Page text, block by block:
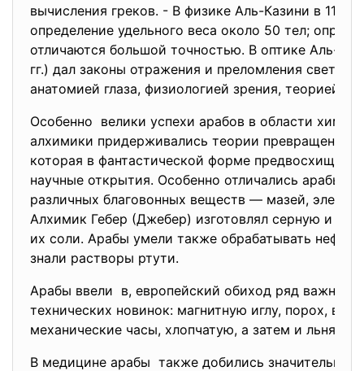
вычисления греков. - В физике Аль-Казини в 1121
определение удельного веса около 50 тел;
отличаются большой точностью. В оптике Аль-
гг.) дал законы отражения и преломления света,
анатомией глаза, физиологией зрения, теорией
Особенно велики успехи арабов в области
алхимики придерживались теории превращения
которая в фантастической форме предвосхищала
научные открытия. Особенно отличались арабы в
различных благовонных веществ — мазей,
Алхимик Гебер (Джебер) изготовлял серную и
их соли. Арабы умели также обрабатывать нефть
знали растворы ртути.
Арабы ввели в, европейский обиход ряд важных
технических новинок: магнитную иглу, порох,
механические часы, хлопчатую, а затем и льняную
В медицине арабы также добились значительных